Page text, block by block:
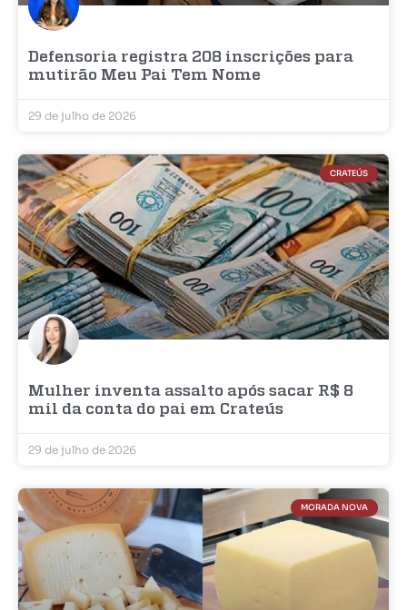
Defensoria registra 208 inscrições para
mutirão Meu Pai Tem Nome
29 de julho de 2026
CRATEÚS
Mulher inventa assalto após sacar R$ 8
mil da conta do pai em Crateús
29 de julho de 2026
MORADA NOVA